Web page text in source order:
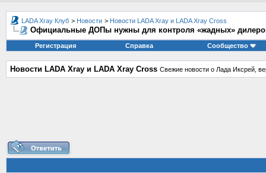
LADA Xray Клуб > Новости > Новости LADA Xray и LADA Xray Cross
Официальные ДОПы нужны для контроля «жадных»
Регистрация Справка Сообщество
Новости LADA Xray и LADA Xray Cross Свежие новости о Лада Иксрей,